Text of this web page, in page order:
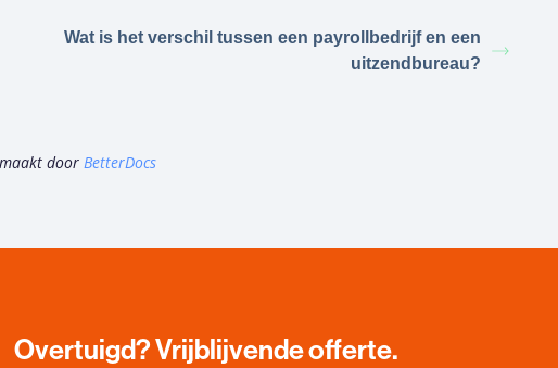
Wat is het verschil tussen een payrollbedrijf en een
uitzendbureau?
door BetterDocs
Overtuigd? Vrijblijvende offerte.